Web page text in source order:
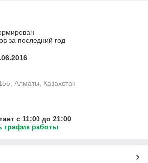
за последний год
Алматы, Казахстан
с 11:00 до 21:00
график работы